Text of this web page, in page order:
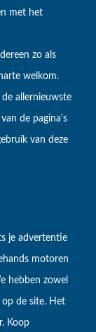
met het
zo als
welkom.
allernieuwste
de pagina's
van deze
je advertentie
motoren
hebben zowel
op de site. Het
Koop